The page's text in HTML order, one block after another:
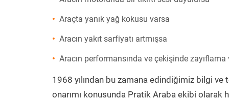
Araçta yanık yağ kokusu varsa
Aracın yakıt sarfiyatı artmışsa
Aracın performansında ve çekişinde zayıflama
1968 yılından bu zamana edindiğimiz bilgi ve
onarımı konusunda Pratik Araba ekibi olarak